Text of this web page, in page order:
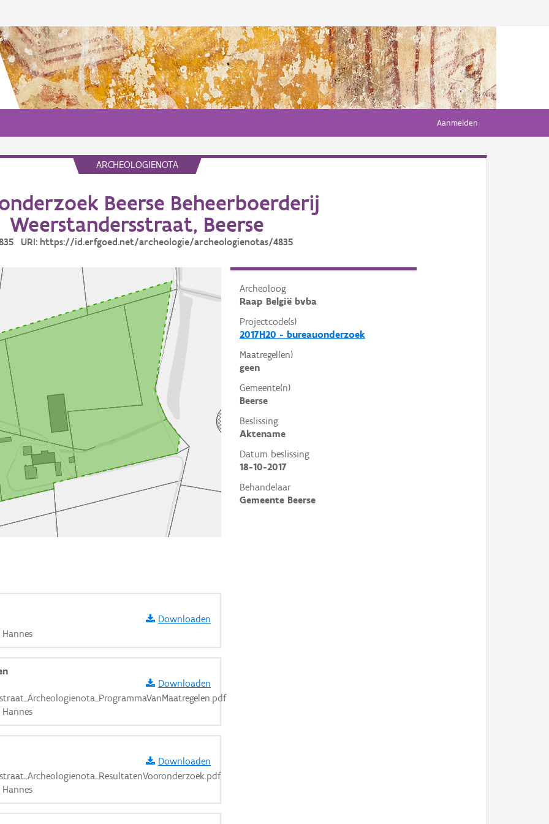
Aanmelden
ARCHEOLOGIENOTA
Beerse Beheerboerderij
Weerstandersstraat, Beerse
URI: https://id.erfgoed.net/archeologie/archeologienotas/4835
Archeoloog
Raap België bvba
Projectcode(s)
2017H20 - bureauonderzoek
Maatregel(en)
geen
Gemeente(n)
Beerse
Beslissing
Aktename
Datum beslissing
18-10-2017
Behandelaar
Gemeente Beerse
Hannes
Downloaden
Hannes
Downloaden
Hannes
Downloaden